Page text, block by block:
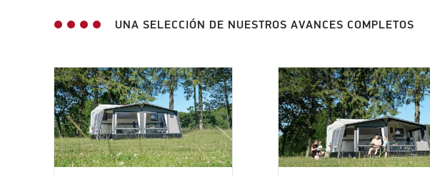
UNA SELECCIÓN DE NUESTROS AVANCES COMPLETOS